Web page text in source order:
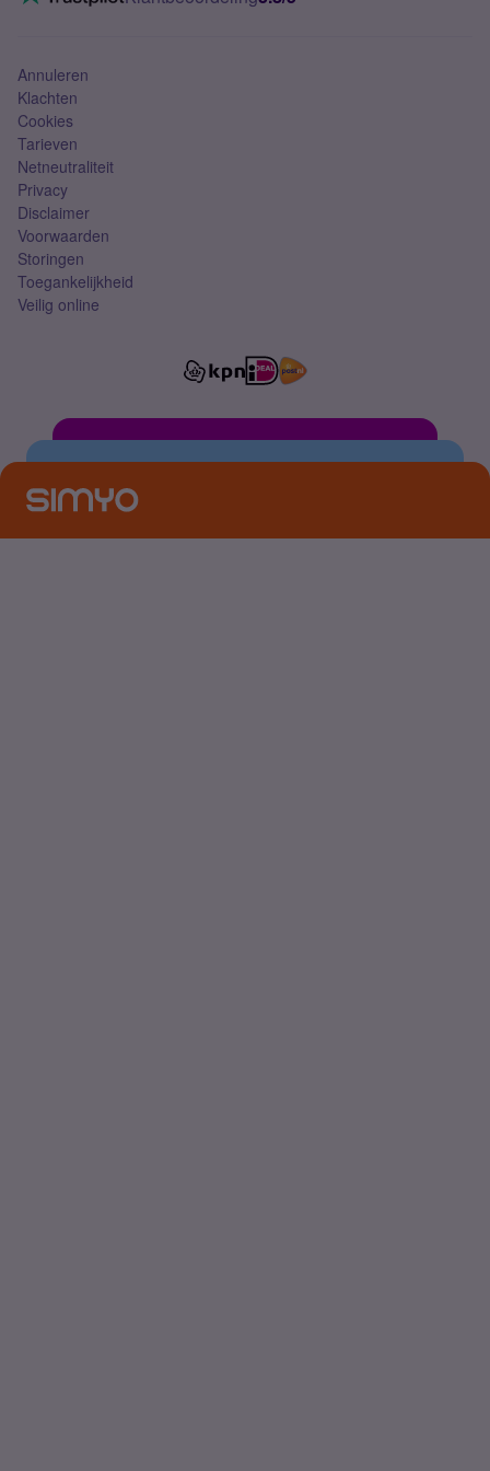
Mobiel abonnement
Annuleren
Klachten
Cookies
Tarieven
Netneutraliteit
Privacy
Disclaimer
Voorwaarden
Storingen
Toegankelijkheid
Veilig online